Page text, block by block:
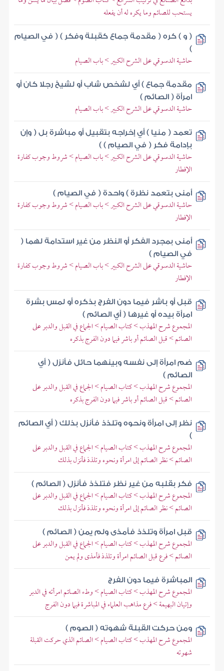
يستحب للصائم وما يكره له أن يفعله
( و ) كره ( مقدمة جماع كقبلة وفكر ) ( في الصيام
)
حاشية الدسوقي على الشرح الكبير > باب الصيام
مقدمة جماع ) أي لشخص شاب أو لشيخ رجلا كان أو
امرأة ( الصائم )
حاشية الدسوقي على الشرح الكبير > باب الصيام
تعمد ( منيا ) أي إخراجه بتقبيل أو مباشرة بل ( وإن
بإدامة فكر ( في الصيام ) )
حاشية الدسوقي على الشرح الكبير > باب الصيام > شروط وجوب كفارة
الإفطار
أمنى بتعمد نظرة ) واحدة ( في الصيام )
حاشية الدسوقي على الشرح الكبير > باب الصيام > شروط وجوب كفارة
الإفطار
أمنى بمجرد الفكر أو النظر من غير استدامة لهما (
في الصيام )
حاشية الدسوقي على الشرح الكبير > باب الصيام > شروط وجوب كفارة
الإفطار
قبل أو باشر فيما دون الفرج بذكره أو لمس بشرة
امرأة بيده أو غيرها ( أي الصائم )
المجموع شرح المهذب > كتاب الصيام > الجماع في القبل والدبر على
الصائم > قبل الصائم أو باشر فيما دون الفرج بذكره
ضم امرأة إلى نفسه وبينهما حائل فأنزل ( أي
الصائم )
المجموع شرح المهذب > كتاب الصيام > الجماع في القبل والدبر على
الصائم > قبل الصائم أو باشر فيما دون الفرج بذكره
نظر إلى امرأة ونحوه وتلذذ فأنزل بذلك ( أي الصائم
)
المجموع شرح المهذب > كتاب الصيام > الجماع في القبل والدبر على
الصائم > نظر الصائم إلى امرأة ونحوه وتلذذ فأنزل بذلك
فكر بقلبه من غير نظر فتلذذ فأنزل ( الصائم )
المجموع شرح المهذب > كتاب الصيام > الجماع في القبل والدبر على
الصائم > نظر الصائم إلى امرأة ونحوه وتلذذ فأنزل بذلك
قبل امرأة وتلذذ فأمذى ولم يمن ( الصائم )
المجموع شرح المهذب > كتاب الصيام > الجماع في القبل والدبر على
الصائم > فرع قبل الصائم امرأة وتلذذ فأمذى ولم يمن
المباشرة فيما دون الفرج
المجموع شرح المهذب > كتاب الصيام > وطء الصائم امرأته في الدبر
وإتيان البهيمة > فرع مذاهب العلماء في المباشرة فيما دون الفرج
ومن حركت القبلة شهوته ( الصوم )
المجموع شرح المهذب > كتاب الصيام > الصائم الذي حركت القبلة
شهوته